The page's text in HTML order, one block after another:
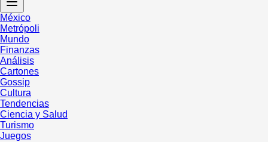
México
Metrópoli
Mundo
Finanzas
Análisis
Cartones
Gossip
Cultura
Tendencias
Ciencia y Salud
Turismo
Juegos